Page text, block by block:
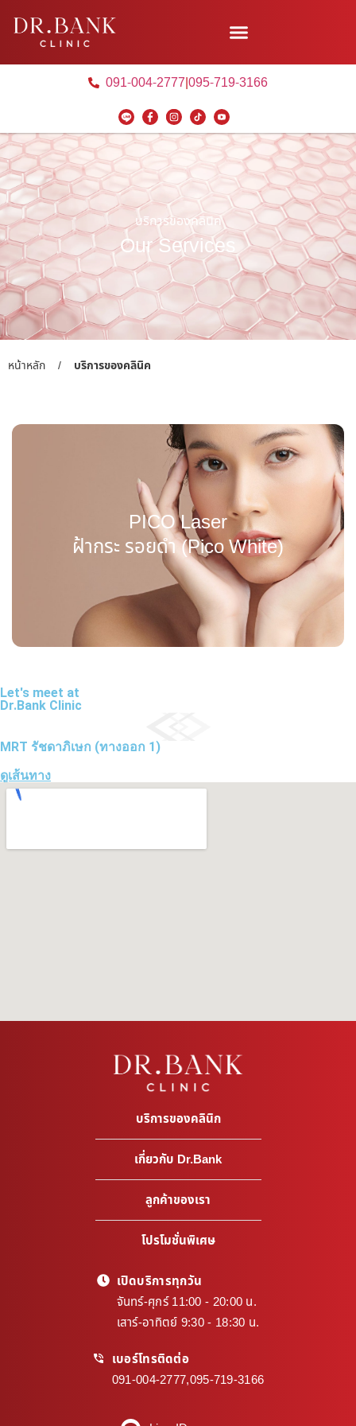
091-004-2777|095-719-3166
บริการของคลินิค
Our Services
หน้าหลัก / บริการของคลินิค
PICO Laser
ฝ้ากระ รอยดำ (Pico White)
Let's meet at
Dr.Bank Clinic
MRT รัชดาภิเษก (ทางออก 1)
ดูเส้นทาง
บริการของคลินิก
เกี่ยวกับ Dr.Bank
ลูกค้าของเรา
โปรโมชั่นพิเศษ
เปิดบริการทุกวัน
จันทร์-ศุกร์ 11:00 - 20:00 น.
เสาร์-อาทิตย์ 9:30 - 18:30 น.
เบอร์โทรติดต่อ
091-004-2777,095-719-3166